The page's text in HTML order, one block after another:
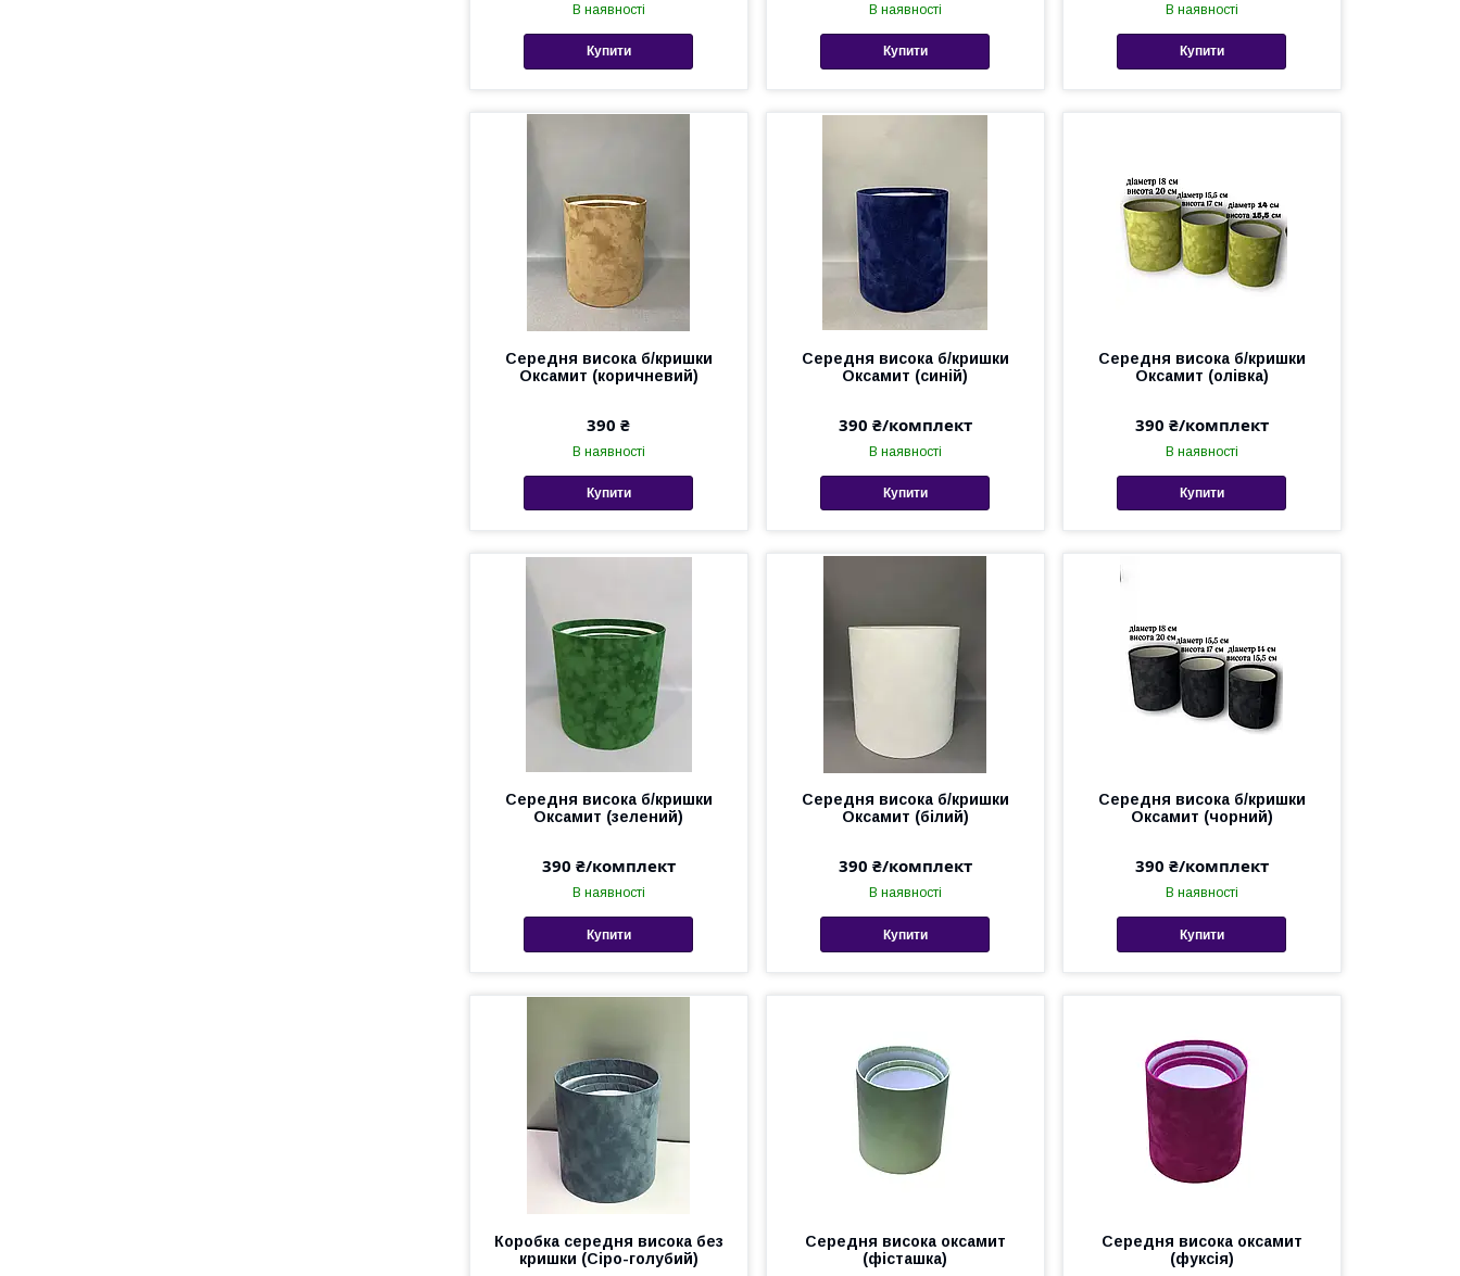
В наявності
Купити
В наявності
Купити
В наявності
Купити
Середня висока б/кришки
Оксамит (коричневий)
390 ₴
В наявності
Купити
Середня висока б/кришки
Оксамит (синій)
390 ₴/комплект
В наявності
Купити
Середня висока б/кришки
Оксамит (олівка)
390 ₴/комплект
В наявності
Купити
Середня висока б/кришки
Оксамит (зелений)
390 ₴/комплект
В наявності
Купити
Середня висока б/кришки
Оксамит (білий)
390 ₴/комплект
В наявності
Купити
Середня висока б/кришки
Оксамит (чорний)
390 ₴/комплект
В наявності
Купити
Коробка середня висока без
кришки (Сіро-голубий)
Середня висока оксамит
(фісташка)
Середня висока оксамит
(фуксія)